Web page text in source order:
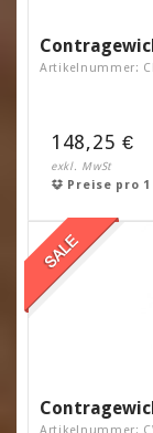
Artikelnummer:
148,25 €
exkl. MwSt
Preise pro 1
Artikelnummer: